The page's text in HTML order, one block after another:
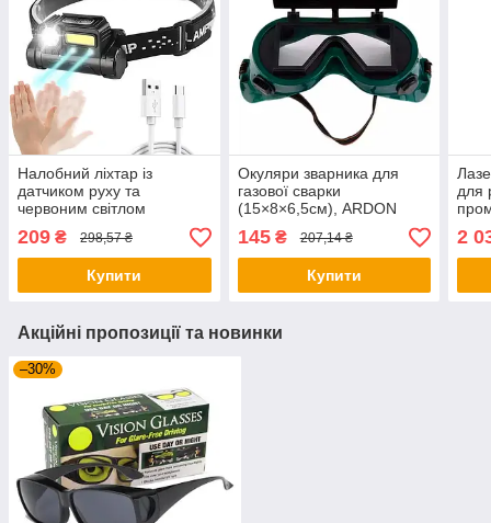
Налобний ліхтар із
датчиком руху та
червоним світлом
(XPE+COB) BL-123 /
Світлодіодний ліхтарик на
голову
209 ₴ 298,57 ₴
Купити
Окуляри зварника для
газової сварки
(15×8×6,5см), ARDON
WELDER / Окуляри для
зварювання / Зварювальні
окуляри
145₴ 207,14 ₴
Купити
для
2
Акційні пропозиції та новинки
–30%